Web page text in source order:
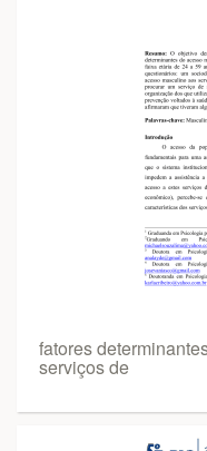
fatores
serviços de